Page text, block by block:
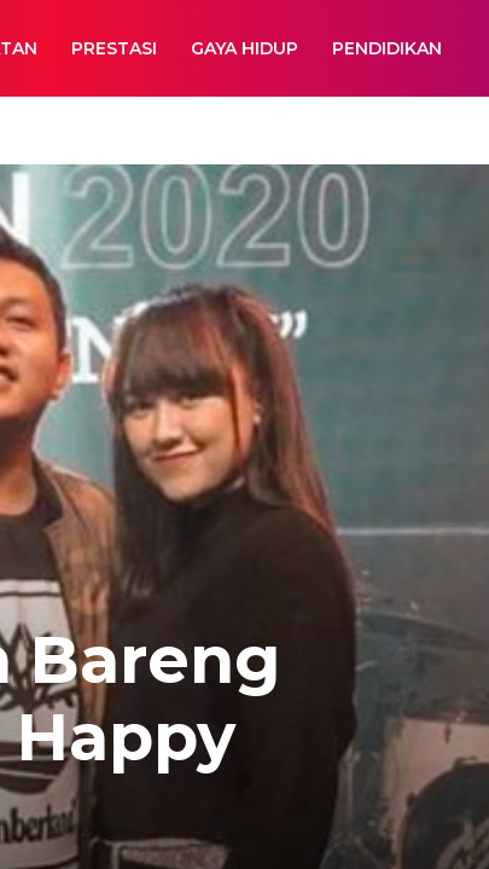
PRESTASI GAYA HIDUP PENDIDIKAN
Bareng